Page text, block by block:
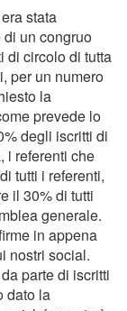
stata
di un congruo
di circolo di tutta
per un numero
la
prevede lo
degli iscritti di
i referenti che
tutti i referenti,
il 30% di tutti
generale.
in appena
nostri social.
parte di iscritti
dato la